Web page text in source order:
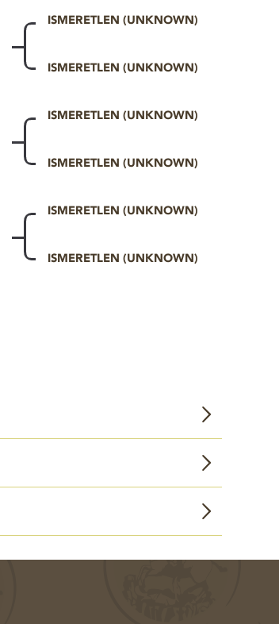
ISMERETLEN (UNKNOWN)
ISMERETLEN (UNKNOWN)
ISMERETLEN (UNKNOWN)
ISMERETLEN (UNKNOWN)
ISMERETLEN (UNKNOWN)
ISMERETLEN (UNKNOWN)